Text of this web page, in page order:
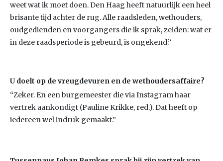
weet wat ik moet doen. Den Haag heeft natuurlijk een heel
brisante tijd achter de rug. Alle raadsleden, wethouders,
oudgedienden en voorgangers die ik sprak, zeiden: wat er
in deze raadsperiode is gebeurd, is ongekend.”
U doelt op de vreugdevuren en de wethoudersaffaire?
“Zeker. En een burgemeester die via Instagram haar
vertrek aankondigt (Pauline Krikke, red.). Dat heeft op
iedereen wel indruk gemaakt.”